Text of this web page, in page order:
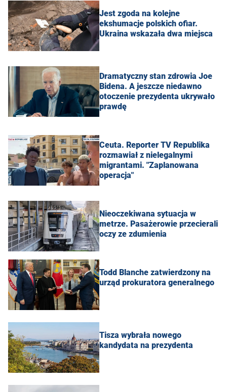
Jest zgoda na kolejne
ekshumacje polskich ofiar.
Ukraina wskazała dwa miejsca
Dramatyczny stan zdrowia Joe
Bidena. A jeszcze niedawno
otoczenie prezydenta ukrywało
prawdę
Ceuta. Reporter TV Republika
rozmawiał z nielegalnymi
migrantami. "Zaplanowana
operacja"
Nieoczekiwana sytuacja w
metrze. Pasażerowie przecierali
oczy ze zdumienia
Todd Blanche zatwierdzony na
urząd prokuratora generalnego
Tisza wybrała nowego
kandydata na prezydenta